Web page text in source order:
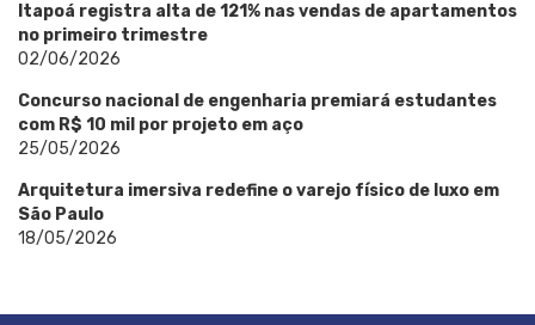
Itapoá registra alta de 121% nas vendas de apartamentos
no primeiro trimestre
02/06/2026
Concurso nacional de engenharia premiará estudantes
com R$ 10 mil por projeto em aço
25/05/2026
Arquitetura imersiva redefine o varejo físico de luxo em
São Paulo
18/05/2026